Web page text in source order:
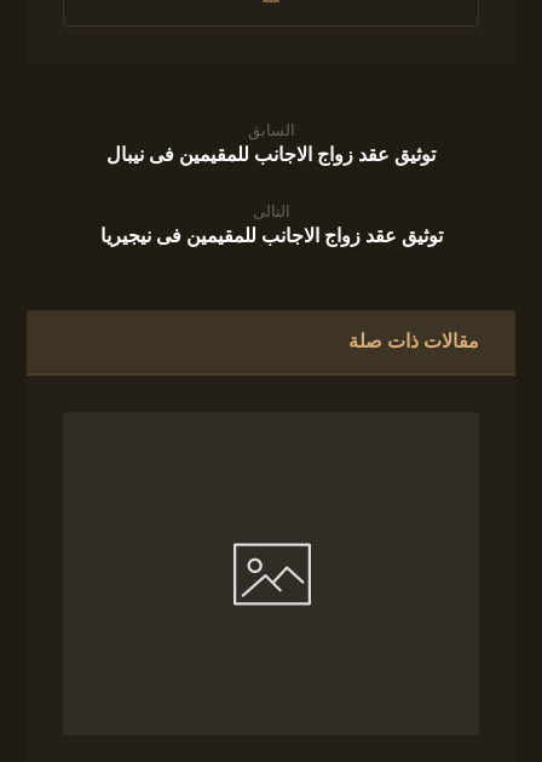
السابق
توثيق عقد زواج الاجانب للمقيمين فى نيبال
التالى
توثيق عقد زواج الاجانب للمقيمين فى نيجيريا
مقالات ذات صلة